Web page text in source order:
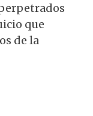
que
de la